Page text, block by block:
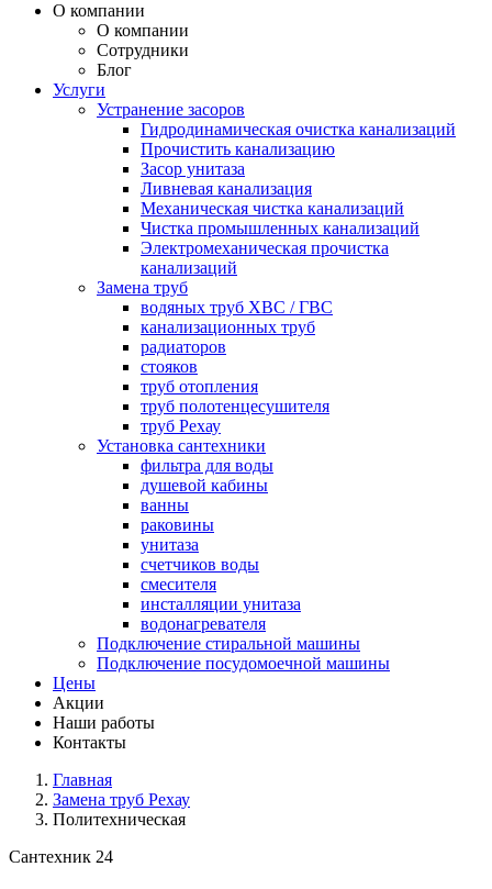
О компании
О компании
Сотрудники
Блог
Услуги
Устранение засоров
Гидродинамическая очистка канализаций
Прочистить канализацию
Засор унитаза
Ливневая канализация
Механическая чистка канализаций
Чистка промышленных канализаций
Электромеханическая прочистка
канализаций
Замена труб
водяных труб ХВС / ГВС
канализационных труб
радиаторов
стояков
труб отопления
труб полотенцесушителя
труб Рехау
Установка сантехники
фильтра для воды
душевой кабины
ванны
раковины
унитаза
счетчиков воды
смесителя
инсталляции унитаза
водонагревателя
Подключение стиральной машины
Подключение посудомоечной машины
Цены
Акции
Наши работы
Контакты
Главная
Замена труб Рехау
Политехническая
Сантехник 24